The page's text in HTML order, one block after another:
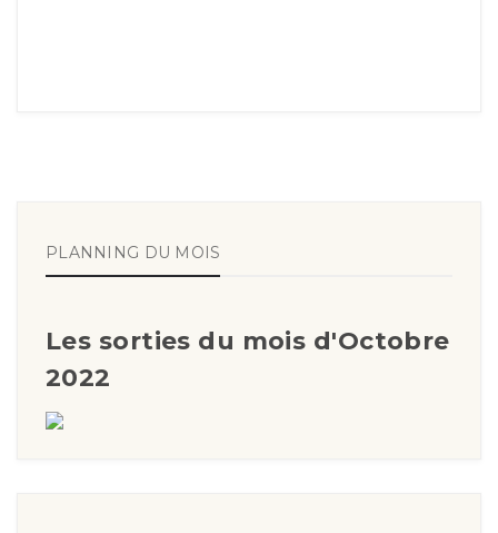
PLANNING DU MOIS
Les sorties du mois d'Octobre
2022